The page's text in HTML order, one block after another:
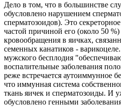
Дело в том, что в большинстве
обусловлено нарушением
сперматозоидов). Это
частой причиной его (около 50
кровообращения в яичках,
семенных канатиков -
мужского бесплодия
воспалительные заболевания
реже встречается аутоиммунное
что иммунная система
ткань яичек и сперматозоиды. И
обусловлено генными